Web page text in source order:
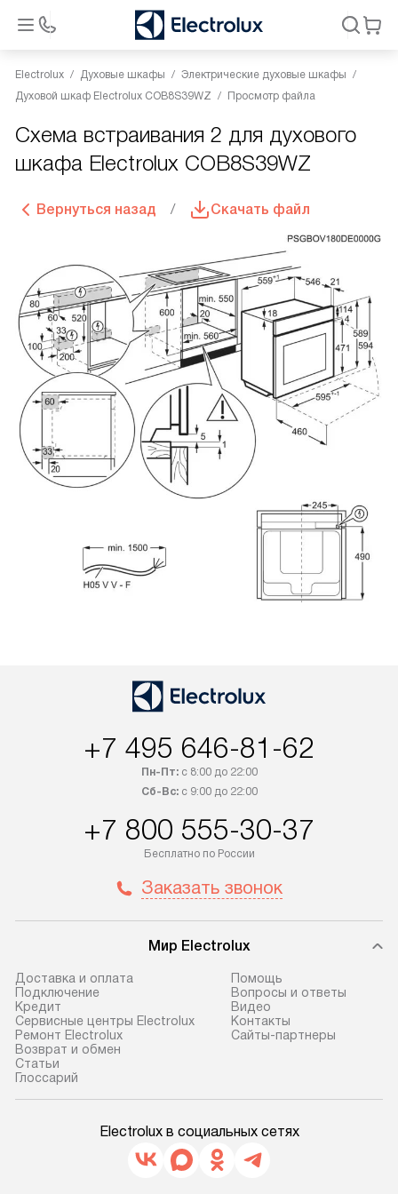
Electrolux Духовые шкафы
Электрические духовые шкафы
Духовой шкаф Electrolux COB8S39WZ
Просмотр файла
Схема встраивания 2 для духового
шкафа Electrolux COB8S39WZ
Вернуться назад Скачать файл
+7 495 646-81-62
Пн-Пт:с 8:00 до 22:00
Сб-Вс:с 9:00 до 22:00
+7 800 555-30-37
Бесплатно по России
Заказать звонок
Мир Electrolux
Доставка и оплата
Подключение
Кредит
Сервисные центры Electrolux
Ремонт Electrolux
Возврат и обмен
Cтатьи
Глоссарий
Помощь
Вопросы и ответы
Видео
Контакты
Сайты-партнеры
Electrolux в социальных сетях